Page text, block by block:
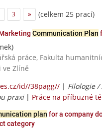
3 » (celkem 25 prací)
Communication Plan
práce, Fakulta
ve Zlíně
id//38pagg// | Filologie /
praxi| Práce na příbuzné
plan for a company
category